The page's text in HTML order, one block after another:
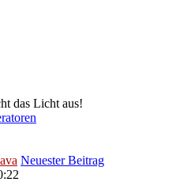
das Licht aus!
Neuester Beitrag